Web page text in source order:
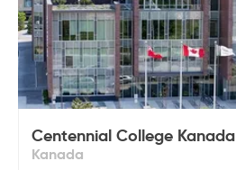
Centennial College Kanada
Kanada